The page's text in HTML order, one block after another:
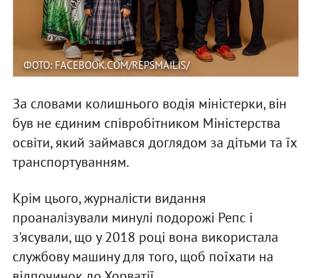
ФОТО: FACEBOOK.COM/REPSMAILIS/
За словами колишнього водія міністерки, він
був не єдиним співробітником Міністерства
освіти, який займався доглядом за дітьми та їх
транспортуванням.
Крім цього, журналісти видання
проаналізували минулі подорожі Репс і
з'ясували, що у 2018 році вона використала
службову машину для того, щоб поїхати на